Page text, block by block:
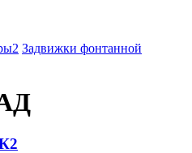
Задвижки фонтанной